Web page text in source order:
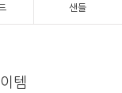
샌들
템